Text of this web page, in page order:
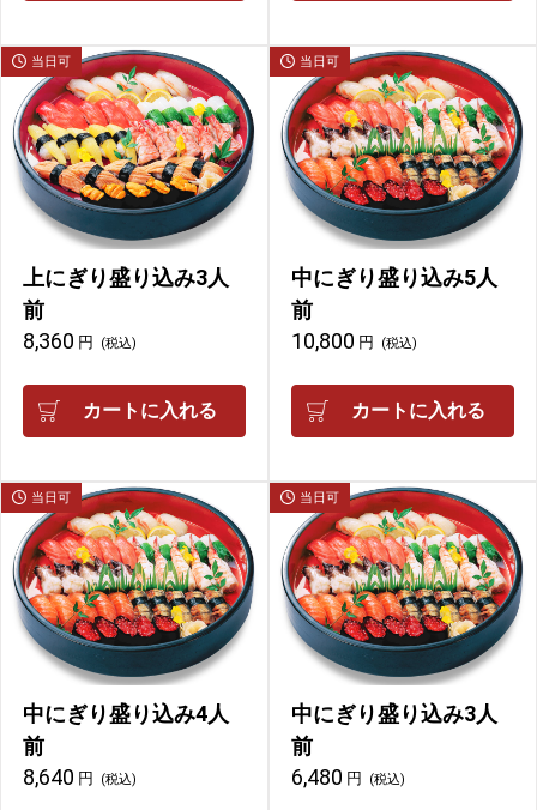
当日可
上にぎり盛り込み3人
前
8,360 円 (税込)
カートに入れる
当日可
中にぎり盛り込み5人
前
10,800 円 (税込)
カートに入れる
当日可
中にぎり盛り込み4人
前
8,640 円 (税込)
当日可
中にぎり盛り込み3人
前
6,480 円 (税込)